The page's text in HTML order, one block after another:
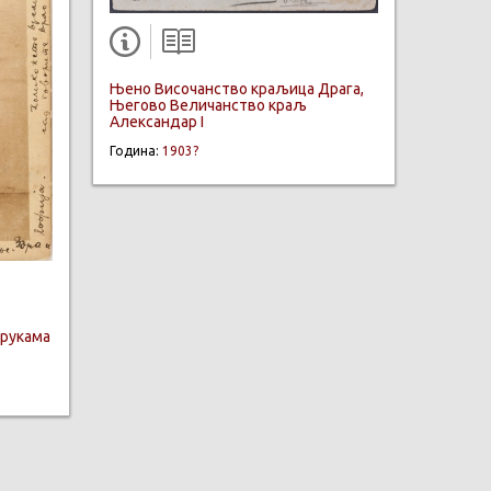
Њено Височанство краљица Драга,
Његово Величанство краљ
Александар I
Година: 1903?